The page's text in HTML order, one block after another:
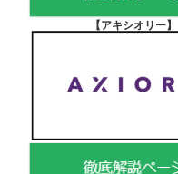
【アキシオリー】